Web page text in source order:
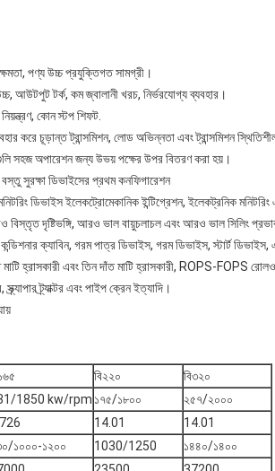
পণ্য উচ্চ প্রযুক্তিগত সামগ্রী।
আউটপুট টর্ক, কম জ্বালানী খরচ, নির্ভরযোগ্য ব্যবহার।
কোন স্টপ শিফট.
করে চূড়ান্ত ট্রান্সমিশন, লোড অভিন্নতা এবং ট্রান্সমিশন
সহজ অপারেশন জন্য উভয় পক্ষের উপর বিতরণ করা হয়।
সুরক্ষা ডিভাইসের প্রথম কনফিগারেশন
ডিভাইস ইলেকট্রোমেকানিক ইন্টিগ্রেশন, ইলেকট্রনিক মনিটরিং
বিস্তৃত দৃষ্টিভঙ্গি, আরও ভাল বায়ুচলাচল এবং আরও ভাল সিলিং
কন্ডিশনার ক্যাবিন, গরম পাত্র ডিভাইস, গরম ডিভাইস, স্টার্ট
হ্রাসকারী এবং তিন দাঁত মাটি হ্রাসকারী, ROPS-FOPS
ট্র্যাক্টর এবং পাইপ ক্রেন ইত্যাদি।
বি২২০
বি৩২০
1850 kw/rpm ১৭৫/১৮০০
২৫৭/২০০০
14.01
14.01
১০০০-১২০০ 1030/1250
১৪৪০/১৪০০